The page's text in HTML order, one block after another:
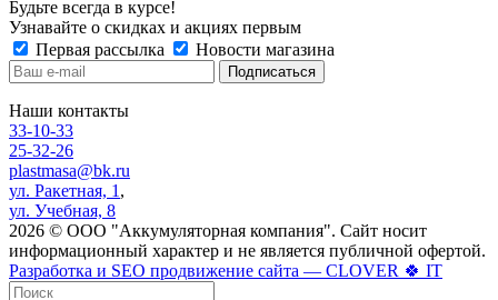
Будьте всегда в курсе!
Узнавайте о скидках и акциях первым
Первая рассылка
Новости магазина
Наши контакты
33-10-33
25-32-26
plastmasa@bk.ru
ул. Ракетная, 1 ,
ул. Учебная, 8
2026 © ООО "Аккумуляторная компания". Сайт носит
информационный характер и не является публичной офертой.
Разработка и SEO продвижение сайта — CLOVER 🍀 IT